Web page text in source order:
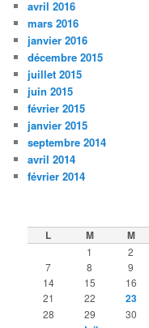
avril 2016
mars 2016
janvier 2016
décembre 2015
juillet 2015
juin 2015
février 2015
janvier 2015
septembre 2014
avril 2014
février 2014
L M M
1 2
7
8 9
14
15 16
21
22 23
28
29 30